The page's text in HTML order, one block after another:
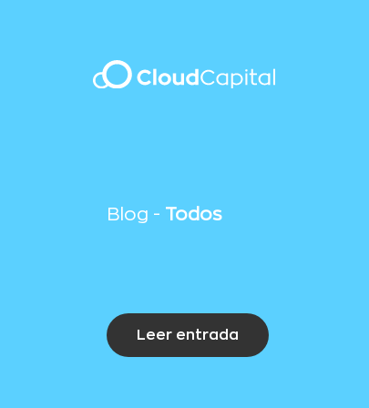
Blog - Todos
Leer entrada